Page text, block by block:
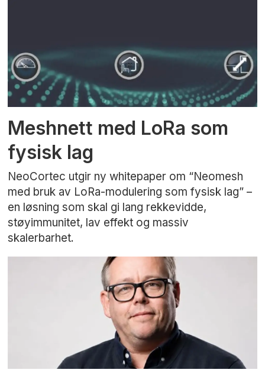
Meshnett med LoRa som
fysisk lag
NeoCortec utgir ny whitepaper om “Neomesh
med bruk av LoRa-modulering som fysisk lag” –
en løsning som skal gi lang rekkevidde,
støyimmunitet, lav effekt og massiv
skalerbarhet.